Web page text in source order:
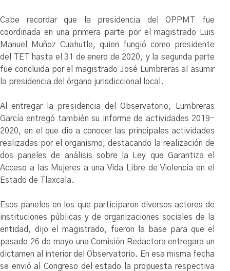
Cabe recordar que la presidencia del OPPMT fue
coordinada en una primera parte por el magistrado Luis
Manuel Muñoz Cuahutle, quien fungió como presidente
del TET hasta el 31 de enero de 2020, y la segunda parte
fue concluida por el magistrado José Lumbreras al asumir
la presidencia del órgano jurisdiccional local.
Al entregar la presidencia del Observatorio, Lumbreras
García entregó también su informe de actividades 2019-
2020, en el que dio a conocer las principales actividades
realizadas por el organismo, destacando la realización de
dos paneles de análisis sobre la Ley que Garantiza el
Acceso a las Mujeres a una Vida Libre de Violencia en el
Estado de Tlaxcala.
Esos paneles en los que participaron diversos actores de
instituciones públicas y de organizaciones sociales de la
entidad, dijo el magistrado, fueron la base para que el
pasado 26 de mayo una Comisión Redactora entregara un
dictamen al interior del Observatorio. En esa misma fecha
se envió al Congreso del estado la propuesta respectiva